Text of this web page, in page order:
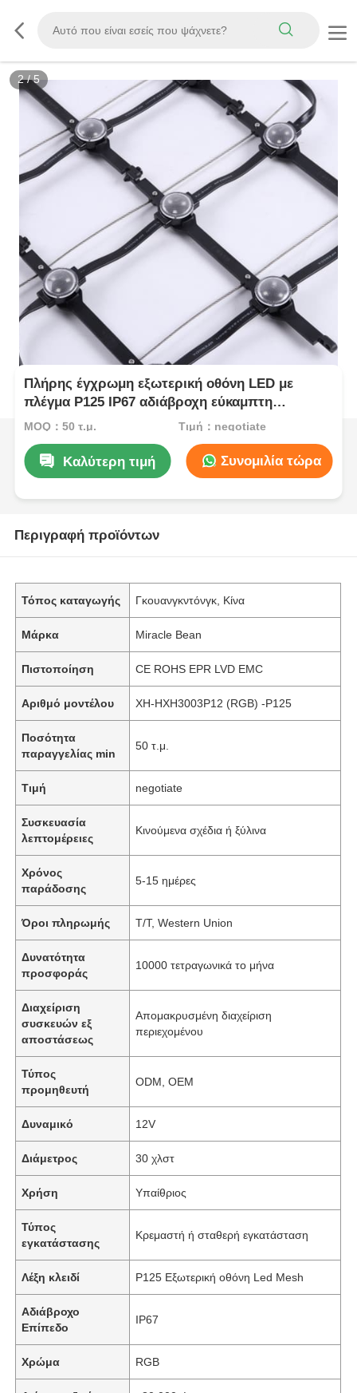
3/5
Πλήρης έγχρωμη εξωτερική οθόνη LED με
πλέγμα P125 IP67 αδιάβροχη εύκαμπτη
κουρτίνα από πλέγμα Ιδανική για συναυλίες,
MOQ：50 τ.μ. Τιμή：negotiate
Καλύτερη τιμή Συνομιλία τώρα
Περιγραφή προϊόντων
Τόπος καταγωγής Γκουανγκντόνγκ, Κίνα
Μάρκα Miracle Bean
Πιστοποίηση CE ROHS EPR LVD EMC
Αριθμό μοντέλου XH-HXH3003P12 (RGB) -P125
Ποσότητα
παραγγελίας min
50 τ.μ.
Τιμή negotiate
Συσκευασία
λεπτομέρειες
Κινούμενα σχέδια ή ξύλινα
Χρόνος
παράδοσης
5-15 ημέρες
Όροι πληρωμής T/T, Western Union
Δυνατότητα
προσφοράς
10000 τετραγωνικά το μήνα
Διαχείριση
συσκευών εξ
αποστάσεως
Απομακρυσμένη διαχείριση
περιεχομένου
Τύπος
προμηθευτή
ODM, OEM
Δυναμικό 12V
Διάμετρος 30 χλστ
Χρήση Υπαίθριος
Τύπος
εγκατάστασης
Κρεμαστή ή σταθερή εγκατάσταση
Λέξη κλειδί P125 Εξωτερική οθόνη Led Mesh
Αδιάβροχο
Επίπεδο
IP67
Χρώμα RGB